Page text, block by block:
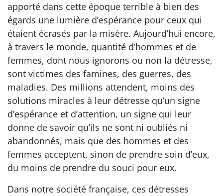
apporté dans cette époque terrible à bien des
égards une lumière d’espérance pour ceux qui
étaient écrasés par la misère. Aujourd’hui encore,
à travers le monde, quantité d’hommes et de
femmes, dont nous ignorons ou non la détresse,
sont victimes des famines, des guerres, des
maladies. Des millions attendent, moins des
solutions miracles à leur détresse qu’un signe
d’espérance et d’attention, un signe qui leur
donne de savoir qu’ils ne sont ni oubliés ni
abandonnés, mais que des hommes et des
femmes acceptent, sinon de prendre soin d’eux,
du moins de prendre du souci pour eux.
Dans notre société française, ces détresses